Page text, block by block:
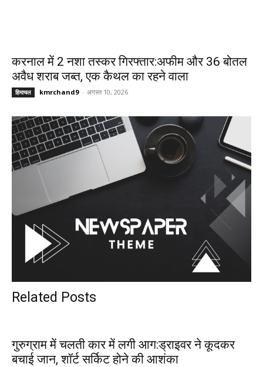
करनाल में 2 नशा तस्कर गिरफ्तार:अफीम और 36 बोतल
अवैध शराब जब्त, एक कैथल का रहने वाला
हिमाचल kmrchand9 - अगस्त 10, 2026
Related Posts
गुरुग्राम में चलती कार में लगी आग:ड्राइवर ने कूदकर
बचाई जान, शॉर्ट सर्किट होने की आशंका